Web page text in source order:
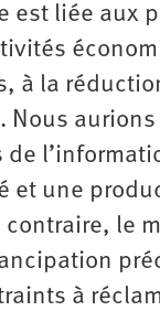
est liée aux
à la
et une
le
à